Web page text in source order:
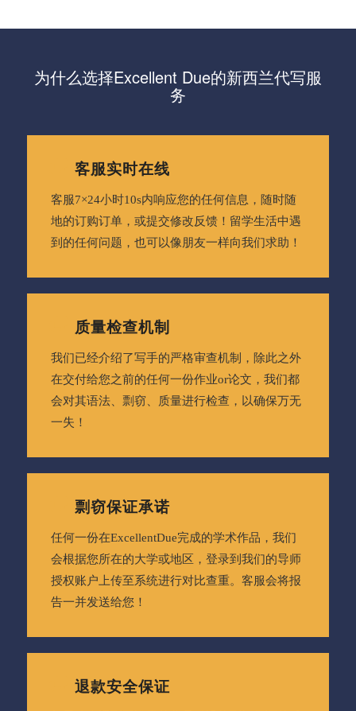
为什么选择Excellent Due的新西兰代写服
务
客服实时在线
客服7×24小时10s内响应您的任何信息，随时随
地的订购订单，或提交修改反馈！留学生活中遇
到的任何问题，也可以像朋友一样向我们求助！
质量检查机制
我们已经介绍了写手的严格审查机制，除此之外
在交付给您之前的任何一份作业or论文，我们都
会对其语法、剽窃、质量进行检查，以确保万无
一失！
剽窃保证承诺
任何一份在ExcellentDue完成的学术作品，我们
会根据您所在的大学或地区，登录到我们的导师
授权账户上传至系统进行对比查重。客服会将报
告一并发送给您！
退款安全保证